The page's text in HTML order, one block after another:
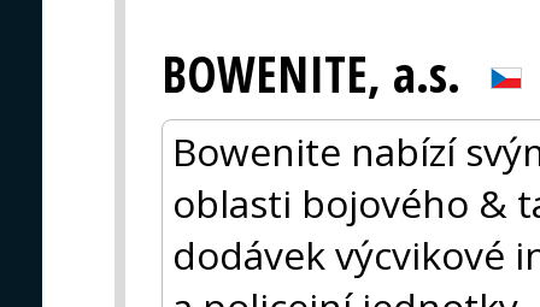
BOWENITE, a.s.
Bowenite nabízí
oblasti bojového &
dodávek výcvikové